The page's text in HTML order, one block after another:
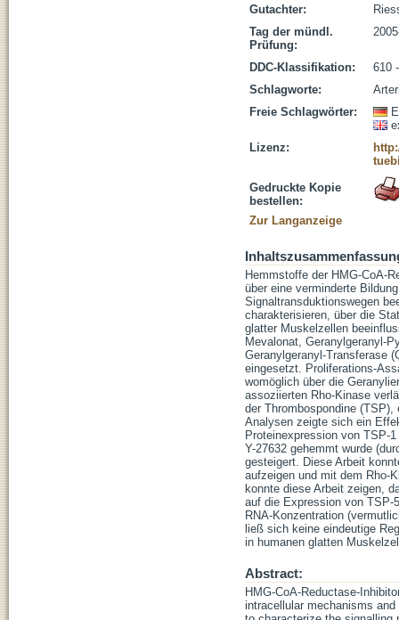
Gutachter:
Tag der mündl.
Prüfung:
DDC-Klassifikation:
610
Schlagworte:
Freie Schlagwörter:
Lizenz:
Gedruckte Kopie
bestellen:
Zur Langanzeige
Hemmstoffe der HMG-CoA-
über eine verminderte
Signaltransduktionswegen
charakterisieren, über die
glatter Muskelzellen
Mevalonat, Geranylgeranyl-
Geranylgeranyl-Transferase
eingesetzt. Proliferations-
womöglich über die
assoziierten Rho-Kinase
der Thrombospondine
Analysen zeigte sich ein
Proteinexpression von TSP-
Y-27632 gehemmt wurde
gesteigert. Diese Arbeit
aufzeigen und mit dem Rho-
konnte diese Arbeit zeigen,
auf die Expression von TSP-
RNA-Konzentration
ließ sich keine eindeutige
in humanen glatten
Abstract:
HMG-CoA-Reductase-
intracellular mechanisms